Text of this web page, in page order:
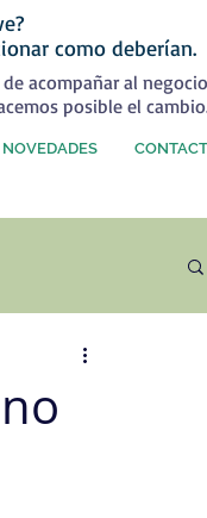
como deberían.
acompañar al
posible el
NOVEDADES
Comercial